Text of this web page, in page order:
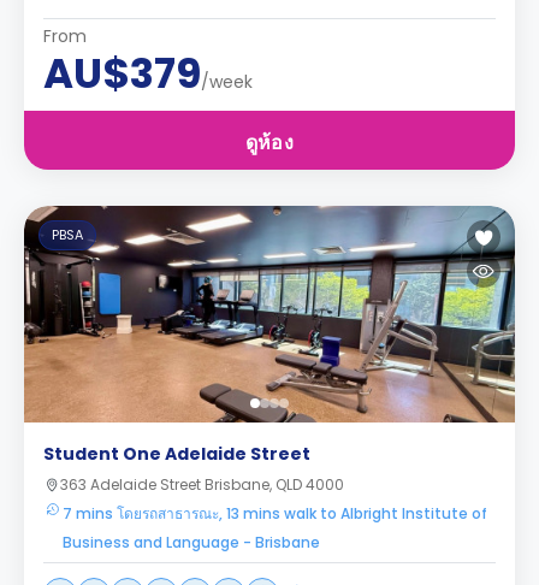
From
AU$379/week
ดูห้อง
PBSA
Student One Adelaide Street
363 Adelaide Street Brisbane, QLD 4000
7 mins โดยรถสาธารณะ, 13 mins walk to Albright Institute of
Business and Language - Brisbane